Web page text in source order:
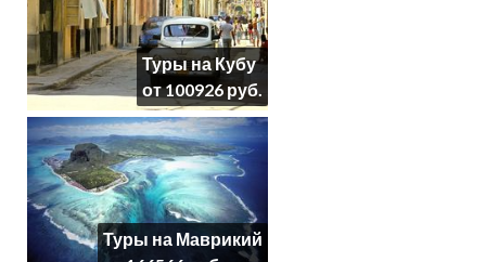
Туры на Кубу
от 100926 руб.
Туры на Маврикий